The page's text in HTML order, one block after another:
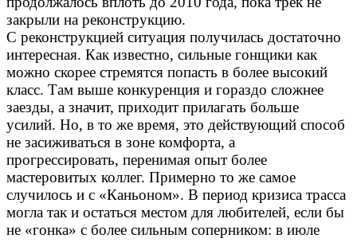
закрыли на реконструкцию.
С реконструкцией ситуация получилась достаточно
интересная. Как известно, сильные гонщики как
можно скорее стремятся попасть в более высокий
класс. Там выше конкуренция и гораздо сложнее
заезды, а значит, приходит прилагать больше
усилий. Но, в то же время, это действующий способ
не засиживаться в зоне комфорта, а
прогрессировать, перенимая опыт более
мастеровитых коллег. Примерно то же самое
случилось и с «Каньоном». В период кризиса трасса
могла так и остаться местом для любителей, если бы
не «гонка» с более сильным соперником: в июле